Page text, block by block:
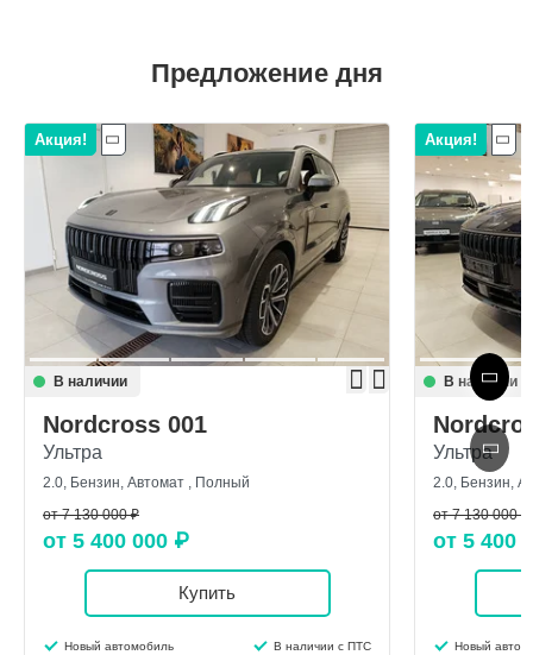
Предложение дня
Акция!
В наличии
Nordcross 001
Ультра
2.0, Бензин, Автомат , Полный
от 7 130 000 ₽
от 5 400 000 ₽
Купить
Новый автомобиль В наличии с ПТС
Акция!
В наличии
Ультра
2.0, Бензин,
от 7 130 000 ₽
от 5 400
Новый